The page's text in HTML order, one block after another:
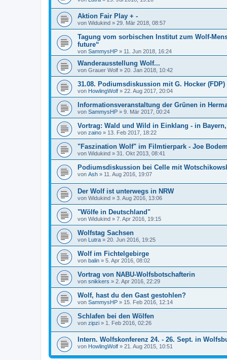
Aktion Fair Play + -
von Widukind » 29. Mär 2018, 08:57
Tagung vom sorbischen Institut zum Wolf-
future“
von SammysHP » 11. Jun 2018, 16:24
Wanderausstellung Wolf...
von Grauer Wolf » 20. Jan 2018, 10:42
31.08. Podiumsdiskussion mit G. Hocker (FDP)
von HowlingWolf » 22. Aug 2017, 20:04
Informationsveranstaltung der Grünen in
von SammysHP » 9. Mär 2017, 00:24
Vortrag: Wald und Wild in Einklang - in
von zaino » 13. Feb 2017, 18:22
"Faszination Wolf" im Filmtierpark - Joe
von Widukind » 31. Okt 2013, 08:41
Podiumsdiskussion bei Celle mit
von Ash » 11. Aug 2016, 19:07
Der Wolf ist unterwegs in NRW
von Widukind » 3. Aug 2016, 13:06
"Wölfe in Deutschland"
von Widukind » 7. Apr 2016, 19:15
Wolfstag Sachsen
von Lutra » 20. Jun 2016, 19:25
Wolf im Fichtelgebirge
von balin » 5. Apr 2016, 08:02
Vortrag von NABU-Wolfsbotschafterin
von snikkers » 2. Apr 2016, 22:29
Wolf, hast du den Gast gestohlen?
von SammysHP » 15. Feb 2016, 12:14
Schlafen bei den Wölfen
von zipzi » 1. Feb 2016, 02:26
Intern. Wolfskonferenz 24. - 26. Sept. in
von HowlingWolf » 21. Aug 2015, 10:51